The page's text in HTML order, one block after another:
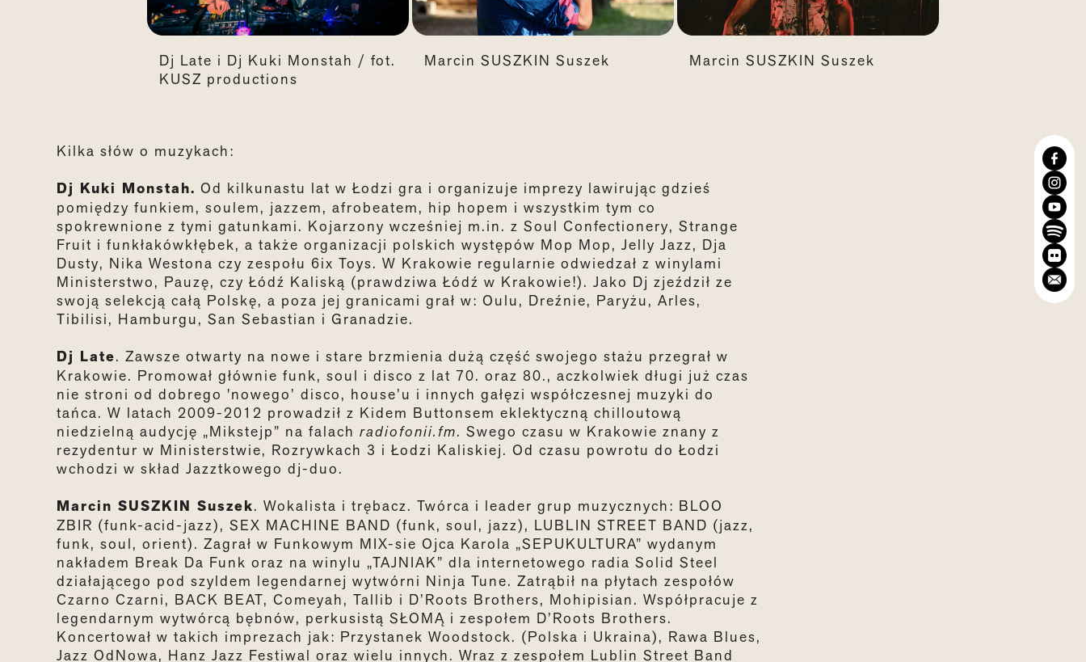
Dj Late i Dj Kuki Monstah / fot.
KUSZ productions
Marcin SUSZKIN Suszek Marcin SUSZKIN Suszek
Kilka słów o muzykach:
Dj Kuki Monstah. Od kilkunastu lat w Łodzi gra i organizuje imprezy lawirując gdzieś
pomiędzy funkiem, soulem, jazzem, afrobeatem, hip hopem i wszystkim tym co
spokrewnione z tymi gatunkami. Kojarzony wcześniej m.in. z Soul Confectionery, Strange
Fruit i funkłakówkłębek, a także organizacji polskich występów Mop Mop, Jelly Jazz, Dja
Dusty, Nika Westona czy zespołu 6ix Toys. W Krakowie regularnie odwiedzał z winylami
Ministerstwo, Pauzę, czy Łódź Kaliską (prawdziwa Łódź w Krakowie!). Jako Dj zjeździł ze
swoją selekcją całą Polskę, a poza jej granicami grał w: Oulu, Dreźnie, Paryżu, Arles,
Tibilisi, Hamburgu, San Sebastian i Granadzie.
Dj Late. Zawsze otwarty na nowe i stare brzmienia dużą część swojego stażu przegrał w
Krakowie. Promował głównie funk, soul i disco z lat 70. oraz 80., aczkolwiek długi już czas
nie stroni od dobrego 'nowego’ disco, house’u i innych gałęzi współczesnej muzyki do
tańca. W latach 2009-2012 prowadził z Kidem Buttonsem eklektyczną chilloutową
niedzielną audycję „Mikstejp” na falach radiofonii.fm. Swego czasu w Krakowie znany z
rezydentur w Ministerstwie, Rozrywkach 3 i Łodzi Kaliskiej. Od czasu powrotu do Łodzi
wchodzi w skład Jazztkowego dj-duo.
Marcin SUSZKIN Suszek. Wokalista i trębacz. Twórca i leader grup muzycznych: BLOO
ZBIR (funk-acid-jazz), SEX MACHINE BAND (funk, soul, jazz), LUBLIN STREET BAND (jazz,
funk, soul, orient). Zagrał w Funkowym MIX-sie Ojca Karola „SEPUKULTURA” wydanym
nakładem Break Da Funk oraz na winylu „TAJNIAK” dla internetowego radia Solid Steel
działającego pod szyldem legendarnej wytwórni Ninja Tune. Zatrąbił na płytach zespołów
Czarno Czarni, BACK BEAT, Comeyah, Tallib i D’Roots Brothers, Mohipisian. Współpracuje z
legendarnym wytwórcą bębnów, perkusistą SŁOMĄ i zespołem D’Roots Brothers.
Koncertował w takich imprezach jak: Przystanek Woodstock. (Polska i Ukraina), Rawa Blues,
Jazz OdNowa, Hanz Jazz Festiwal oraz wielu innych. Wraz z zespołem Lublin Street Band